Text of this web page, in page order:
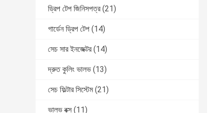
ড্রিপ টেপ জিনিসপত্র (21)
গার্ডেন ড্রিপ টেপ (14)
সেচ সার ইনজেক্টর (14)
দ্রুত কুলিং ভালভ (13)
সেচ ফিল্টার সিস্টেম (21)
ভালভ বক্স (11)